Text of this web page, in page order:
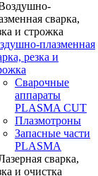
плазменная
резка и
Сварочные
аппараты
PLASMA CUT
Плазмотроны
Запасные части
PLASMA